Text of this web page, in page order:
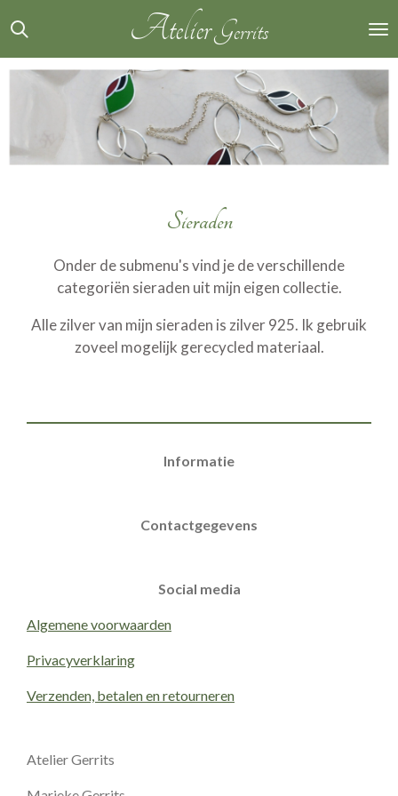
Ga
direct
naar
AtelierGerrits
Sieraden
Onder de submenu's vind je de verschillende
categoriën sieraden uit mijn eigen collectie.
Alle zilver van mijn sieraden is zilver 925. Ik gebruik
zoveel mogelijk gerecycled materiaal.
Informatie
Contactgegevens
Social media
Algemene voorwaarden
Privacyverklaring
Verzenden, betalen en retourneren
Atelier Gerrits